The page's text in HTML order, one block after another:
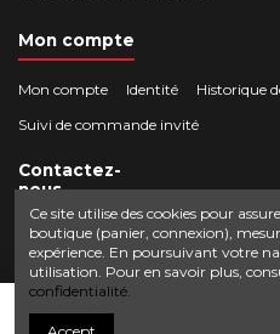
Mon compte
Mon compte Identité Historique
Suivi de commande invité
Contactez-
nous
Crocbois-motoculture.com
50 route de Villefort 48800 Pied-
contact@crocbois-
Ce site utilise des cookies pour
boutique (panier, connexion),
expérience. En poursuivant votre
utilisation. Pour en savoir plus,
confidentialité.